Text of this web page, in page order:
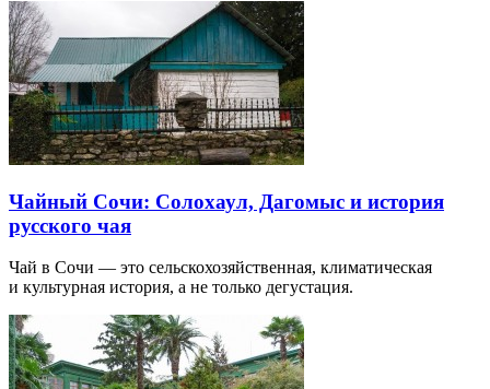
Чайный Сочи: Солохаул, Дагомыс и история
русского чая
Чай в Сочи — это сельскохозяйственная, климатическая
и культурная история, а не только дегустация.